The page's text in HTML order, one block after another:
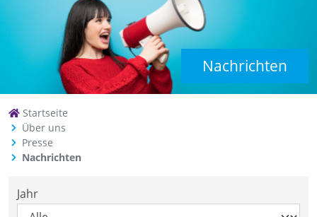
Nachrichten
Startseite
Über uns
Presse
Nachrichten
Jahr